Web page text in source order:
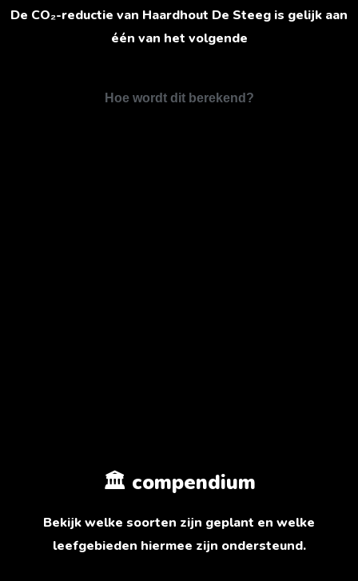
De CO₂-reductie van Haardhout De Steeg is gelijk aan
één van het volgende
Hoe wordt dit berekend?
🏛️ compendium
Bekijk welke soorten zijn geplant en welke
leefgebieden hiermee zijn ondersteund.